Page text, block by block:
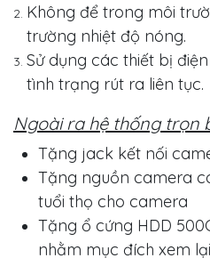
Không để trong môi
trường nhiệt độ nóng.
Sử dụng các thiết bị
tình trạng rút ra liên tục.
Ngoài ra hệ thống trọn
Tặng jack kết nối
Tặng nguồn camera
tuổi thọ cho camera
Tặng ổ cứng HDD
nhằm mục đích xem